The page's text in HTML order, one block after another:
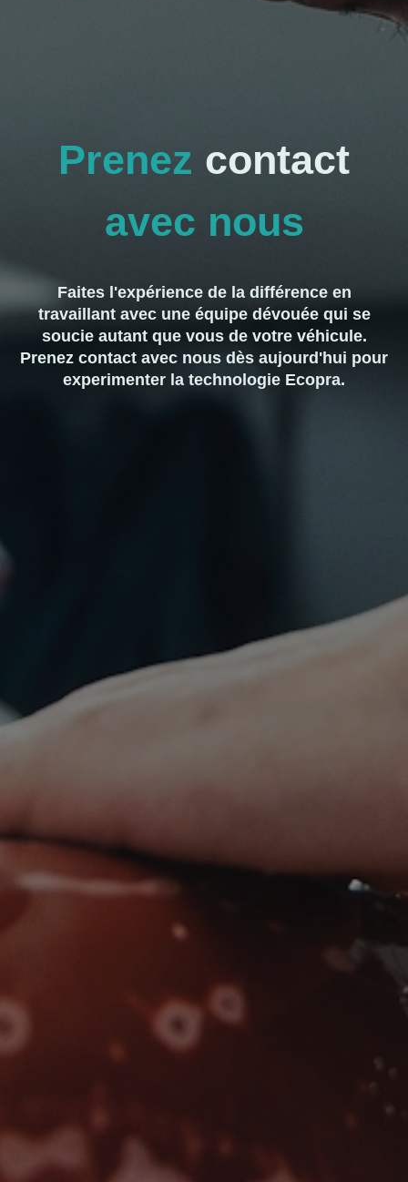
Prenez contact
avec nous
Faites l'expérience de la différence en
travaillant avec une équipe dévouée qui se
soucie autant que vous de votre véhicule.
Prenez contact avec nous dès aujourd'hui pour
experimenter la technologie Ecopra.